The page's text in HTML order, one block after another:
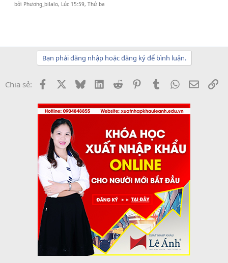
bởi Phương_bilalo, Lúc 15:59, Thứ ba
Bạn phải đăng nhập hoặc đăng ký để bình luận.
Chia sẻ: Facebook BlueskyLinkedInReddit PinterestTumblrWhatsApp
Email